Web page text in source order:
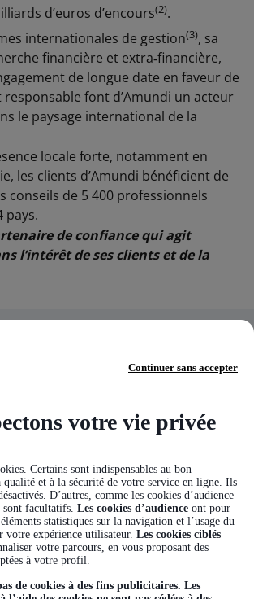
d’euros d’encours(2).
internationales de gestion(3), sa
financière et extra‑financière,
de longue date en faveur de
responsable font d’Amundi un acteur
le paysage international de la
locale forte, notamment en
les clients d’Amundi bénéficient de
conseils de 5 400 professionnels
pays.
de confiance qui agit
l’intérêt de ses clients et de la
? Nos engagements
Gestion des
réclamations
Gestion des cookies
Protection des données
votre vie privée
Certains sont indispensables au bon
et à la sécurité de votre service en ligne. Ils
D’autres, comme les cookies d’audience
sont facultatifs. Les cookies d’audience ont pour
statistiques sur la navigation et l’usage du
votre expérience utilisateur. Les cookies ciblés
votre parcours, en vous proposant des
à votre profil.
de cookies à des fins publicitaires. Les
Continuer sans accepter